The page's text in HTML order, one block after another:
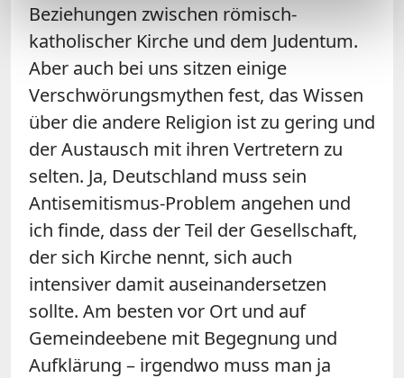
Beziehungen zwischen römisch-
katholischer Kirche und dem Judentum.
Aber auch bei uns sitzen einige
Verschwörungsmythen fest, das Wissen
über die andere Religion ist zu gering und
der Austausch mit ihren Vertretern zu
selten. Ja, Deutschland muss sein
Antisemitismus-Problem angehen und
ich finde, dass der Teil der Gesellschaft,
der sich Kirche nennt, sich auch
intensiver damit auseinandersetzen
sollte. Am besten vor Ort und auf
Gemeindeebene mit Begegnung und
Aufklärung – irgendwo muss man ja